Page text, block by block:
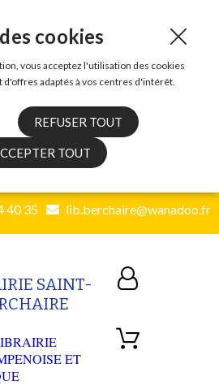
40 35 lib.berchaire@wanadoo.fr
SAINT-
ET
cookies
vous acceptez l'utilisation des cookies
adaptés à vos centres d'intérêt.
REFUSER TOUT
TOUT